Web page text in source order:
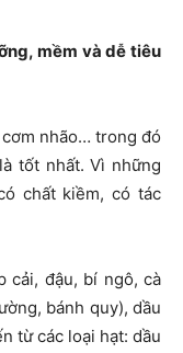
mềm và dễ tiêu
nhão… trong đó
tốt nhất. Vì những
chất kiềm, có tác
cải, đậu, bí ngô, cà
bánh quy), dầu
từ các loại hạt: dầu